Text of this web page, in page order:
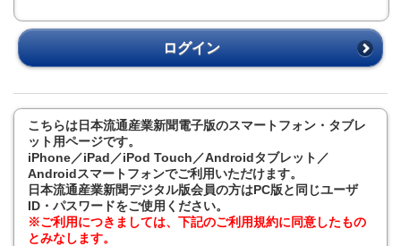
ログイン
こちらは日本流通産業新聞電子版のスマートフォン・タブレ
ット用ページです。
iPhone／iPad／iPod Touch／Androidタブレット／
Androidスマートフォンでご利用いただけます。
日本流通産業新聞デジタル版会員の方はPC版と同じユーザ
ID・パスワードをご使用ください。
※ご利用につきましては、下記のご利用規約に同意したもの
とみなします。